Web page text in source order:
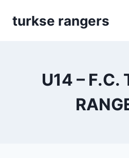
turkse rangers
U14 – F.C.